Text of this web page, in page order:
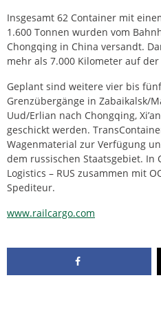
Insgesamt 62 Container mit
1.600 Tonnen wurden vom
Chongqing in China versandt.
mehr als 7.000 Kilometer auf
Geplant sind weitere vier bis
Grenzübergänge in Zabaikalsk/
Uud/Erlian nach Chongqing,
geschickt werden.
Wagenmaterial zur Verfügung
dem russischen Staatsgebiet. In
Logistics – RUS zusammen mit
Spediteur.
www.railcargo.com